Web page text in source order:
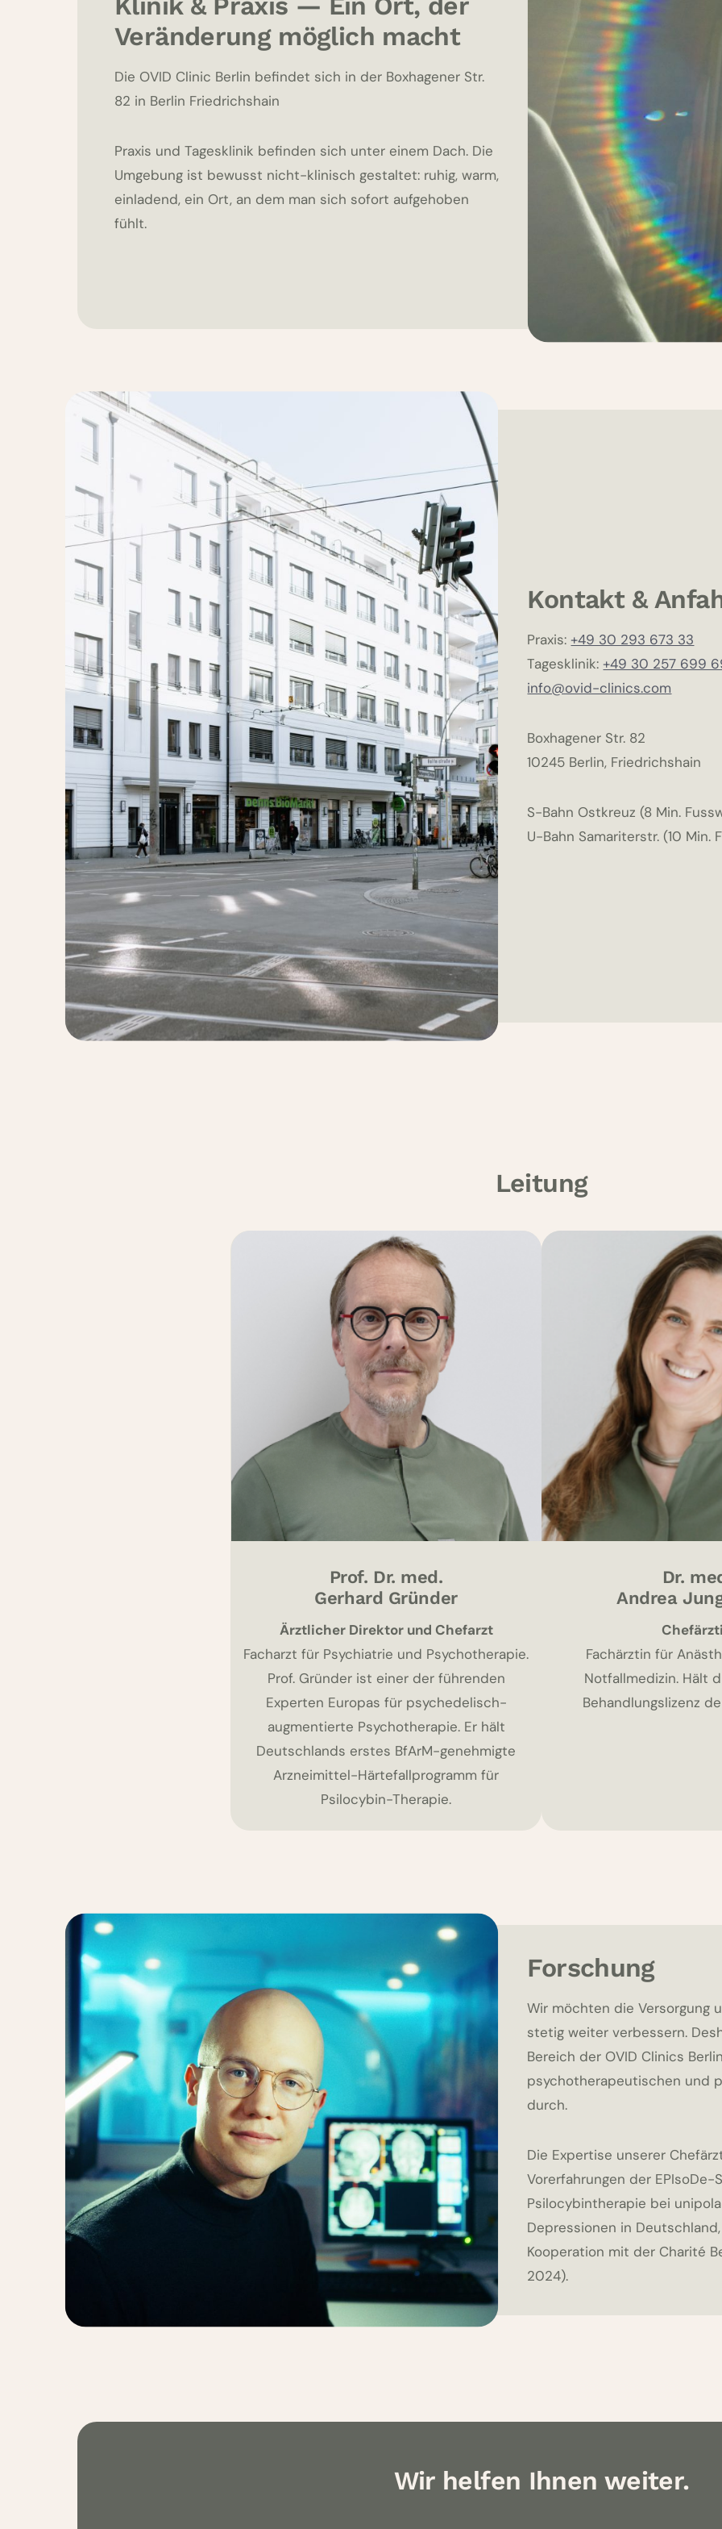
Veränderung möglich macht
Die OVID Clinic Berlin befindet sich in der Boxhagener Str.
82 in Berlin Friedrichshain
Praxis und Tagesklinik befinden sich unter einem Dach. Die
Umgebung ist bewusst nicht-klinisch gestaltet: ruhig, warm,
einladend, ein Ort, an dem man sich sofort aufgehoben
fühlt.
Kontakt &
Praxis: +49 30 293 673 33
Tagesklinik: +49 30 257 699
info@ovid-clinics.com
Boxhagener Str. 82
10245 Berlin, Friedrichshain
S-Bahn Ostkreuz (8 Min.
U-Bahn Samariterstr. (10 Min.
Leitung
Prof. Dr. med.
Gerhard Gründer
Ärztlicher Direktor und Chefarzt
Facharzt für Psychiatrie und Psychotherapie.
Prof. Gründer ist einer der führenden
Experten Europas für psychedelisch-
augmentierte Psychotherapie. Er hält
Deutschlands erstes BfArM-genehmigte
Arzneimittel-Härtefallprogramm für
Psilocybin-Therapie.
Dr.
Andrea
Fachärztin für
Notfallmedizin. Hält
Behandlungslizenz
Forschung
Wir möchten die Versorgung
stetig weiter verbessern.
Bereich der OVID Clinics
psychotherapeutischen und
durch.
Die Expertise unserer
Vorerfahrungen der
Psilocybintherapie bei
Depressionen in
Kooperation mit der Charité
2024).
Wir helfen Ihnen weiter.